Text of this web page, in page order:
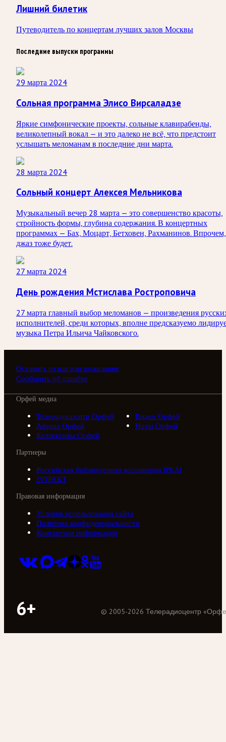
Лишний билетик
Путеводитель по концертам лучших залов Москвы
Последние выпуски программы
29 марта 2024
Сольная программа Элисо Вирсаладзе
Яркие симфонические проекты, сольные клавирабенды,
великолепный вокал — и это далеко не всё, что предстоит
услышать меломанам в последние дни марта.
28 марта 2024
Сольный концерт Алексея Мельникова
Музыкальный вечер 28 марта — это совершенство красоты,
стройность формы, глубина содержания. В концертных
программах — Бах, Моцарт, Бетховен, Рахманинов. Впрочем,
джаз тоже будет.
27 марта 2024
День рождения Мстислава Ростроповича
27 марта главный выбор меломанов — произведения
исполнителей, среди которых, вполне предсказуемо
музыка Петра Ильича Чайковского.
Оставить отзыв или пожелание
Сообщить об ошибке
Орфей медиа
Телерадиоцентр Орфей
Видео Орфей
Афиша Орфей
Ноты Орфей
Коллективы Орфей
Партнеры
Российская библиотечная ассоциация (РБА)
///ТРАКТ
Правовая информация
Условия использования сайта
Политика конфиденциальности
Контактная информация
6+ © 2005-2026 Телерадиоцентр